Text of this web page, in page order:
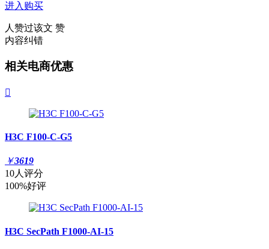
进入购买
人赞过该文 赞
内容纠错
相关电商优惠

H3C F100-C-G5
￥3619
10人评分
100%好评
H3C SecPath F1000-AI-15